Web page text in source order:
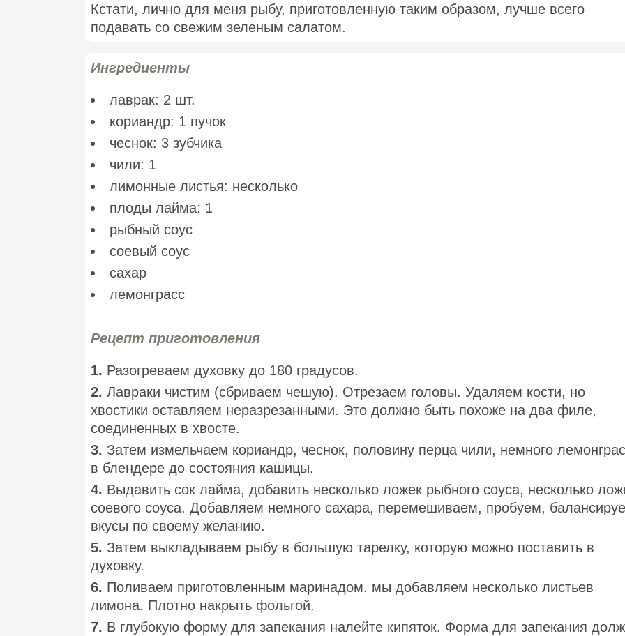
Кстати, лично для меня рыбу, приготовленную таким образом, лучше всего
подавать со свежим зеленым салатом.
Ингредиенты
лаврак: 2 шт.
кориандр: 1 пучок
чеснок: 3 зубчика
чили: 1
лимонные листья: несколько
плоды лайма: 1
рыбный соус
соевый соус
сахар
лемонграсс
Рецепт приготовления
1. Разогреваем духовку до 180 градусов.
2. Лавраки чистим (сбриваем чешую). Отрезаем головы. Удаляем кости, но
хвостики оставляем неразрезанными. Это должно быть похоже на два филе,
соединенных в хвосте.
3. Затем измельчаем кориандр, чеснок, половину перца чили, немного
в блендере до состояния кашицы.
4. Выдавить сок лайма, добавить несколько ложек рыбного соуса, несколько
соевого соуса. Добавляем немного сахара, перемешиваем, пробуем,
вкусы по своему желанию.
5. Затем выкладываем рыбу в большую тарелку, которую можно поставить в
духовку.
6. Поливаем приготовленным маринадом. мы добавляем несколько листьев
лимона. Плотно накрыть фольгой.
7. В глубокую форму для запекания налейте кипяток. Форма для запекания